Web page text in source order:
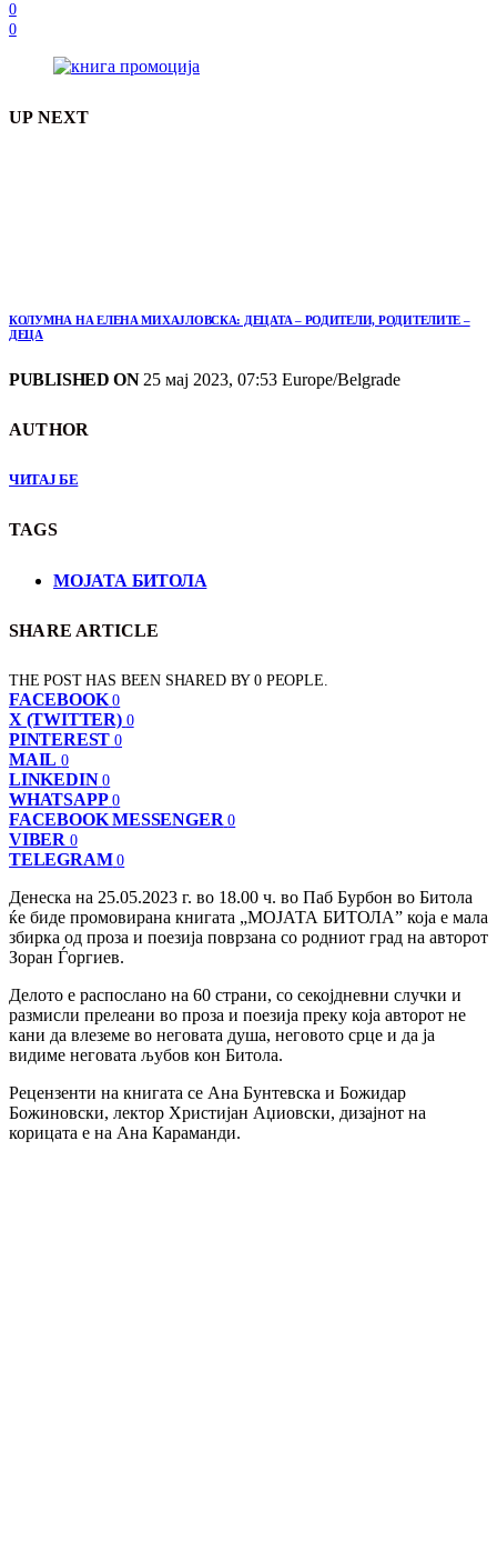
0
0
UP NEXT
КОЛУМНА НА ЕЛЕНА МИХАЈЛОВСКА: ДЕЦАТА – РОДИТЕЛИ, РОДИТЕЛИТЕ –
ДЕЦА
PUBLISHED ON25 мај 2023, 07:53 Europe/Belgrade
AUTHOR
ЧИТАЈ БЕ
TAGS
МОЈАТА БИТОЛА
SHARE ARTICLE
THE POST HAS BEEN SHARED BY0 PEOPLE.
FACEBOOK 0
X (TWITTER) 0
PINTEREST 0
MAIL 0
LINKEDIN 0
WHATSAPP 0
FACEBOOK MESSENGER 0
VIBER 0
TELEGRAM 0
Денеска на 25.05.2023 г. во 18.00 ч. во Паб Бурбон во Битола
ќе биде промовирана книгата „МОЈАТА БИТОЛА” која е мала
збирка од проза и поезија поврзана со родниот град на авторот
Зоран Ѓоргиев.
Делото е распослано на 60 страни, со секојдневни случки и
размисли прелеани во проза и поезија преку која авторот не
кани да влеземе во неговата душа, неговото срце и да ја
видиме неговата љубов кон Битола.
Рецензенти на книгата се Ана Бунтевска и Божидар
Божиновски, лектор Христијан Аџиовски, дизајнот на
корицата е на Ана Караманди.